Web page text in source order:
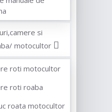
si
motocultor
roti motocultor
roti roaba
roata motocultor